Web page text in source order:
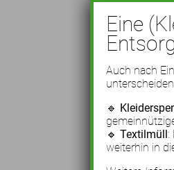
Eine
Auch nach
🔹
🔹Textilmüll:
weiterhin in